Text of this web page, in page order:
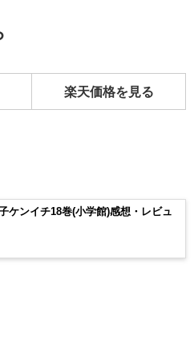
楽天価格を見る
ケンイチ18巻(小学館)感想・レビュ